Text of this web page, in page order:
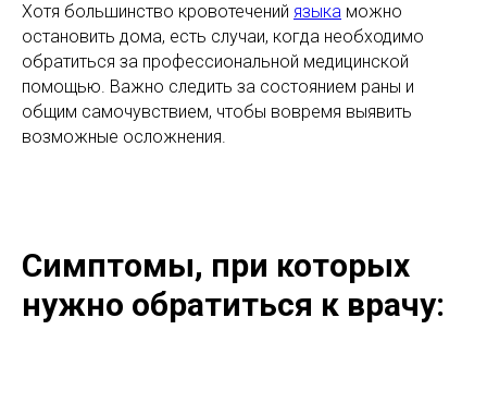
Хотя большинство кровотечений языка можно
остановить дома, есть случаи, когда необходимо
обратиться за профессиональной медицинской
помощью. Важно следить за состоянием раны и
общим самочувствием, чтобы вовремя выявить
возможные осложнения.
Симптомы, при которых
нужно обратиться к врачу: